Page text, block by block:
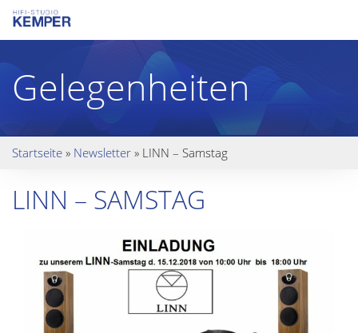
Gelegenheiten
Startseite » Newsletter » LINN – Samstag
LINN – SAMSTAG